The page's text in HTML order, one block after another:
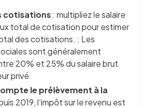
cotisations : multipliez le salaire
total de cotisation pour estimer
des cotisations. : Les
sont généralement
20% et 25% du salaire brut
privé.
le prélèvement à la
2019, l'impôt sur le revenu est